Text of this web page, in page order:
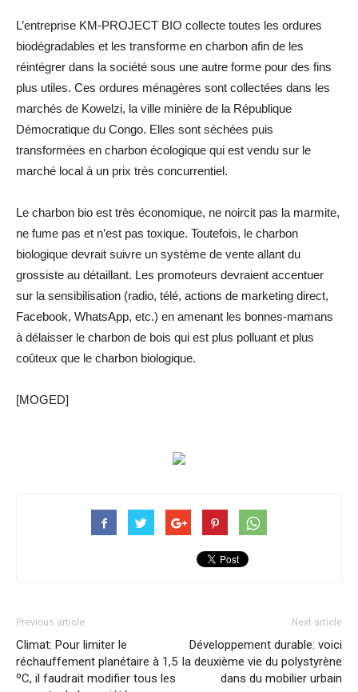
L’entreprise KM-PROJECT BIO collecte toutes les ordures
biodégradables et les transforme en charbon afin de les
réintégrer dans la société sous une autre forme pour des fins
plus utiles. Ces ordures ménagères sont collectées dans les
marchés de Kowelzi, la ville minière de la République
Démocratique du Congo. Elles sont séchées puis
transformées en charbon écologique qui est vendu sur le
marché local à un prix très concurrentiel.
Le charbon bio est très économique, ne noircit pas la marmite,
ne fume pas et n’est pas toxique. Toutefois, le charbon
biologique devrait suivre un système de vente allant du
grossiste au détaillant. Les promoteurs devraient accentuer
sur la sensibilisation (radio, télé, actions de marketing direct,
Facebook, WhatsApp, etc.) en amenant les bonnes-mamans
à délaisser le charbon de bois qui est plus polluant et plus
coûteux que le charbon biologique.
[MOGED]
Previous article
Climat: Pour limiter le
réchauffement planétaire à 1,5
ºC, il faudrait modifier tous les
Next article
Développement durable: voici
la deuxième vie du polystyrène
dans du mobilier urbain